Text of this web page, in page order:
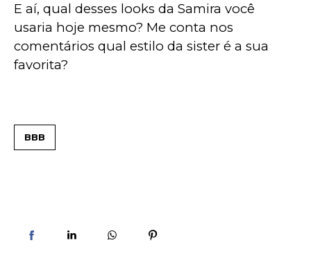
E aí, qual desses looks da Samira você
usaria hoje mesmo? Me conta nos
comentários qual estilo da sister é a sua
favorita?
BBB